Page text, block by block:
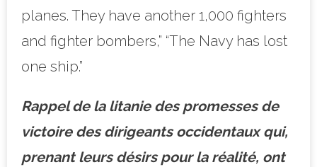
planes. They have another 1,000 fighters
and fighter bombers,” “The Navy has lost
one ship.”
Rappel de la litanie des promesses de
victoire des dirigeants occidentaux qui,
prenant leurs désirs pour la réalité, ont